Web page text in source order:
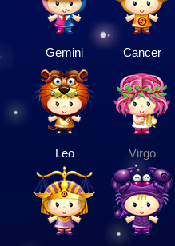
Gemini Cancer
Leo Virgo